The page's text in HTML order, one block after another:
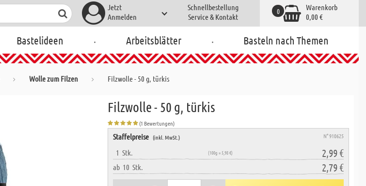
Jetzt
Anmelden
Schnellbestellung
Service & Kontakt
Warenkorb
0,00 €
0
Bastelideen . Arbeitsblätter . Basteln nach Themen
Wolle zum Filzen Filzwolle - 50 g, türkis
Filzwolle - 50 g, türkis
(1 Bewertungen)
Staffelpreise (inkl. MwSt.) N° 910625
1Stk. (100g = 5,98 €) 2,99 €
ab 10Stk. 2,79 €